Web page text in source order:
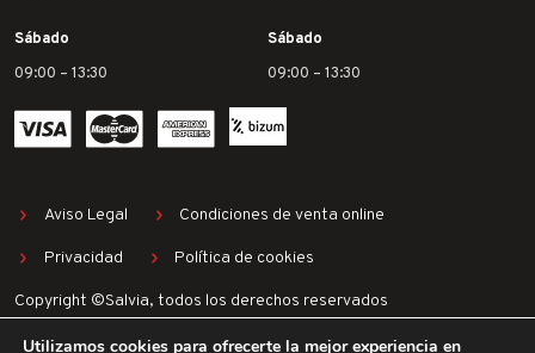
Utilizamos cookies para ofrecerte la mejor experiencia en
Sábado
09:00 – 13:30
Sábado
09:00 – 13:30
Copyright ©Salvia, todos los derechos reservados
Aviso Legal Condiciones de venta online
Privacidad Política de cookies